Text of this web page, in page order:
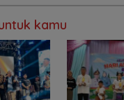
kamu